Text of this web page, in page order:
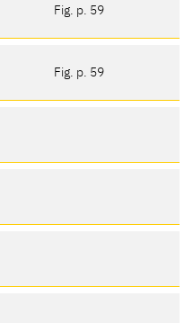
Fig. p. 59
Fig. p. 59